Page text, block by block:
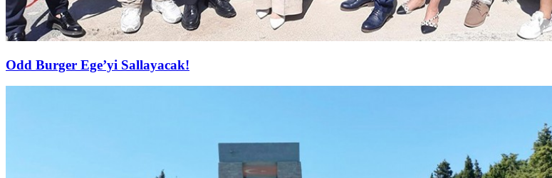
Odd Burger Ege’yi Sallayacak!